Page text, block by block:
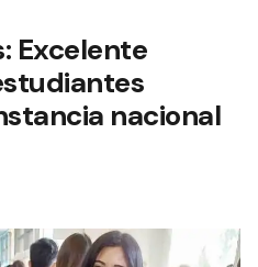
Excelente
nacional